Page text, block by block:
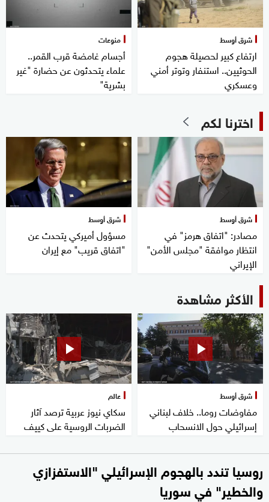
شرق أوسط
ارتفاع كبير لحصيلة هجوم
الحوثيين.. استنفار وتوتر أمني
وعسكري
منوعات
أجسام غامضة قرب القمر..
علماء يتحدثون عن حضارة "غير
بشرية"
اخترنا لكم
شرق أوسط
مصادر: "اتفاق هرمز" في
انتظار موافقة "مجلس الأمن"
الإيراني
شرق أوسط
مسؤول أميركي يتحدث عن
"اتفاق قريب" مع إيران
الأكثر مشاهدة
شرق أوسط
مفاوضات روما.. خلاف لبناني
إسرائيلي حول الانسحاب
عالم
سكاي نيوز عربية ترصد آثار
الضربات الروسية على كييف
روسيا تندد بالهجوم الإسرائيلي "الاستفزازي
والخطير" في سوريا